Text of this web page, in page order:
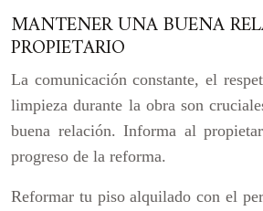
MANTENER UNA BUENA
PROPIETARIO
La comunicación constante, el
limpieza durante la obra son
buena relación. Informa al
progreso de la reforma.
Reformar tu piso alquilado con el